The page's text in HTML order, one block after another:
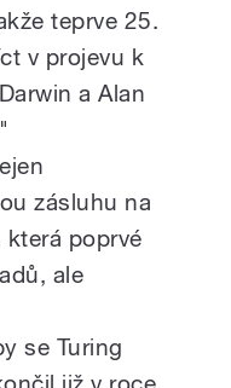
teprve 25.
v projevu k
a Alan
zásluhu na
která poprvé
ale
se Turing